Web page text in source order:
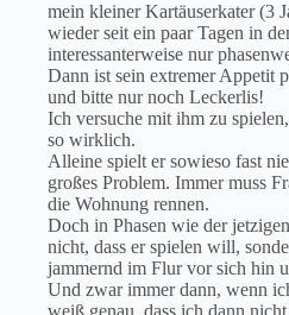
mein kleiner Kartäuserkater (3
wieder seit ein paar Tagen in
interessanterweise nur
Dann ist sein extremer Appetit
und bitte nur noch Leckerlis!
Ich versuche mit ihm zu
so wirklich.
Alleine spielt er sowieso fast
großes Problem. Immer muss
die Wohnung rennen.
Doch in Phasen wie der
nicht, dass er spielen will,
jammernd im Flur vor sich hin
Und zwar immer dann, wenn